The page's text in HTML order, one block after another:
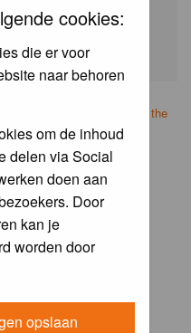
cookies:
die er voor
naar behoren
om de inhoud
delen via Social
doen aan
Door
kan je
worden door
opslaan
search on the
have one):